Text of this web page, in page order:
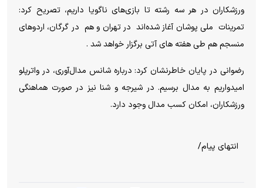
ورزشکاران در هر سه رشته تا بازی‌های ناگویا داریم، تصریح کرد:
تمرینات ملی پوشان آغاز شده‌اند در تهران و هم در گرگان، اردوهای
منسجم هم طی هفته های آتی برگزار خواهد شد .
رضوانی در پایان خاطرنشان کرد: درباره شانس مدال‌آوری، در واترپلو
امیدواریم به مدال برسیم. در شیرجه و شنا نیز در صورت هماهنگی
ورزشکاران، امکان کسب مدال وجود دارد.
انتهای پیام/